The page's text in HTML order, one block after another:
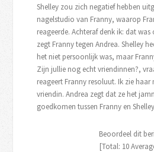
Shelley zou zich negatief hebben
nagelstudio van Franny, waarop
reageerde. Achteraf denk ik: dat
zegt Franny tegen Andrea. Shelley
het niet persoonlijk was, maar
Zijn jullie nog echt vriendinnen?,
reageert Franny resoluut. Ik zie haar
vriendin. Andrea zegt dat ze het
goedkomen tussen Franny en
Beoordeel dit
[Total: 10